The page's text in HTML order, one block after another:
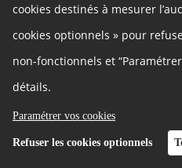
cookies destinés à mesurer
cookies optionnels » pour
non-fonctionnels et
détails.
Paramétrer vos cookies
Refuser les cookies optionnels